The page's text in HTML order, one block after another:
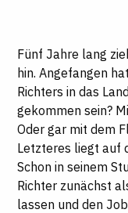
Fünf Jahre lang
hin. Angefangen
Richters in das
gekommen sein?
Oder gar mit dem
Letzteres liegt auf
Schon in seinem
Richter zunächst
lassen und den